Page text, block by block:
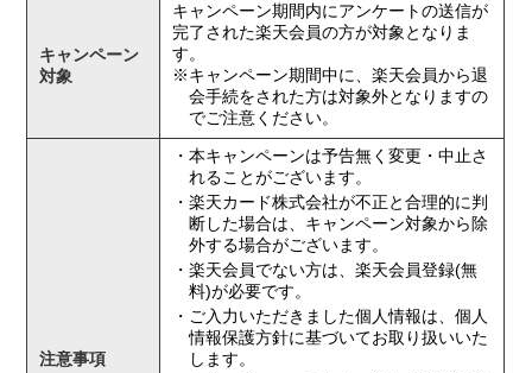
キャンペーン
対象
キャンペーン期間内にアンケートの送信が
完了された楽天会員の方が対象となりま
す。
※キャンペーン期間中に、楽天会員から退
会手続をされた方は対象外となりますの
でご注意ください。
注意事項
・本キャンペーンは予告無く変更・中止さ
れることがございます。
・楽天カード株式会社が不正と合理的に判
断した場合は、キャンペーン対象から除
外する場合がございます。
・楽天会員でない方は、楽天会員登録(無
料)が必要です。
・ご入力いただきました個人情報は、個人
情報保護方針に基づいてお取り扱いいた
します。